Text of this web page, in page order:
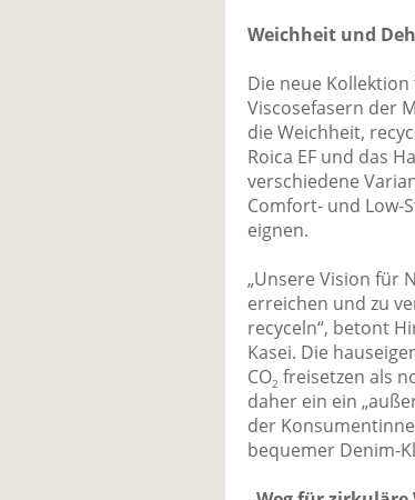
Weichheit und
Die neue
Viscosefasern der
die Weichheit,
Roica EF und das
verschiedene
Comfort- und Low-
eignen.
„Unsere Vision für
erreichen und zu
recyceln“, betont
Kasei. Die
CO2 freisetzen als
daher ein ein
der
bequemer Denim-